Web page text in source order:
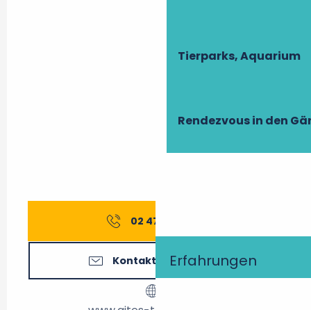
Tierparks, Aquarium
Rendezvous in den
Erfahrungen
02 47 27 56
Kontaktieren Sie uns